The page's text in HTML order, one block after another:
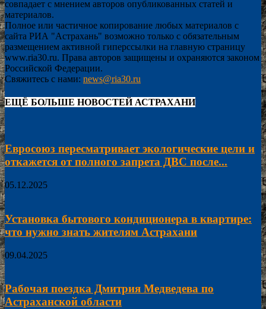
совпадает с мнением авторов опубликованных статей и
материалов.
Полное или частичное копирование любых материалов с
сайта РИА "Астрахань" возможно только с обязательным
размещением активной гиперссылки на главную страницу
www.ria30.ru. Права авторов защищены и охраняются законом
Российской Федерации.
Свяжитесь с нами: news@ria30.ru
ЕЩЁ БОЛЬШЕ НОВОСТЕЙ АСТРАХАНИ
Евросоюз пересматривает экологические цели и
откажется от полного запрета ДВС после...
05.12.2025
Установка бытового кондиционера в квартире:
что нужно знать жителям Астрахани
09.04.2025
Рабочая поездка Дмитрия Медведева по
Астраханской области